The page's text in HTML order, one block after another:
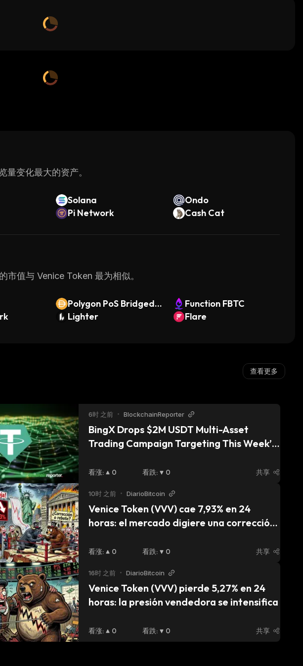
变化最大的资产。
Solana
Ondo
Pi Network Cash Cat
市值与 Venice Token 最为相似。
Polygon PoS Bridged
DAI (Polygon POS)
Function FBTC
Lighter Flare
查看更多
6时 之前 • BlockchainReporter
BingX Drops $2M USDT Multi-Asset
Trading Campaign Targeting This Week’s
看涨: 0 看跌: 0 共享
10时 之前 • DiarioBitcoin
Venice Token (VVV) cae 7,93% en 24
horas: el mercado digiere una corrección
看涨: 0 看跌: 0 共享
16时 之前 • DiarioBitcoin
Venice Token (VVV) pierde 5,27% en 24
horas: la presión vendedora se intensifica
看涨: 0 看跌: 0 共享